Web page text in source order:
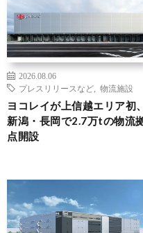
2026.08.06
プレスリリースなど
物流施設
ヨコレイが上信越エリア初、
新潟・長岡で2.7万tの物流
点開設